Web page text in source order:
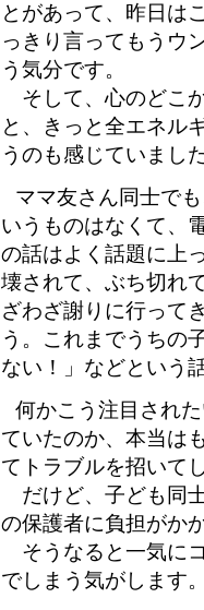
とがあって、昨日は
っきり言ってもうウ
う気分です。
そして、心のどこ
と、きっと全エネル
うのも感じていまし
ママ友さん同士で
いうものはなくて、
の話はよく話題に上
壊されて、ぶち切れ
ざわざ謝りに行って
う。これまでうちの
ない！」などという
何かこう注目され
ていたのか、本当は
てトラブルを招いて
だけど、子ども同
の保護者に負担がか
そうなると一気に
でしまう気がします